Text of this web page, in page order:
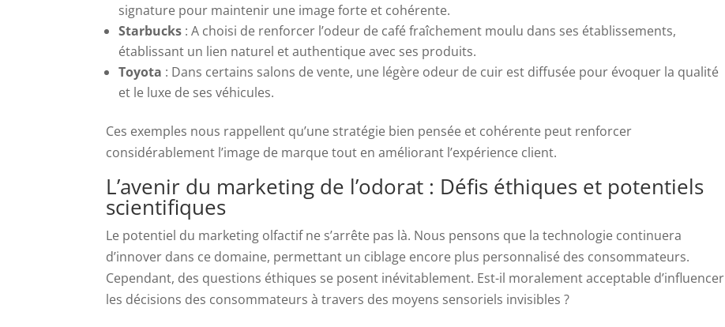
signature pour maintenir une image forte et cohérente.
Starbucks : A choisi de renforcer l’odeur de café fraîchement moulu dans ses établissements,
établissant un lien naturel et authentique avec ses produits.
Toyota : Dans certains salons de vente, une légère odeur de cuir est diffusée pour évoquer la qualité
et le luxe de ses véhicules.
Ces exemples nous rappellent qu’une stratégie bien pensée et cohérente peut renforcer
considérablement l’image de marque tout en améliorant l’expérience client.
L’avenir du marketing de l’odorat : Défis éthiques et potentiels
scientifiques
Le potentiel du marketing olfactif ne s’arrête pas là. Nous pensons que la technologie continuera
d’innover dans ce domaine, permettant un ciblage encore plus personnalisé des consommateurs.
Cependant, des questions éthiques se posent inévitablement. Est-il moralement acceptable d’influencer
les décisions des consommateurs à travers des moyens sensoriels invisibles ?